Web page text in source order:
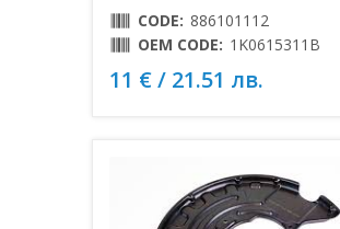
CODE: 886101112
OEM CODE: 1K0615311B
11 € / 21.51 лв.